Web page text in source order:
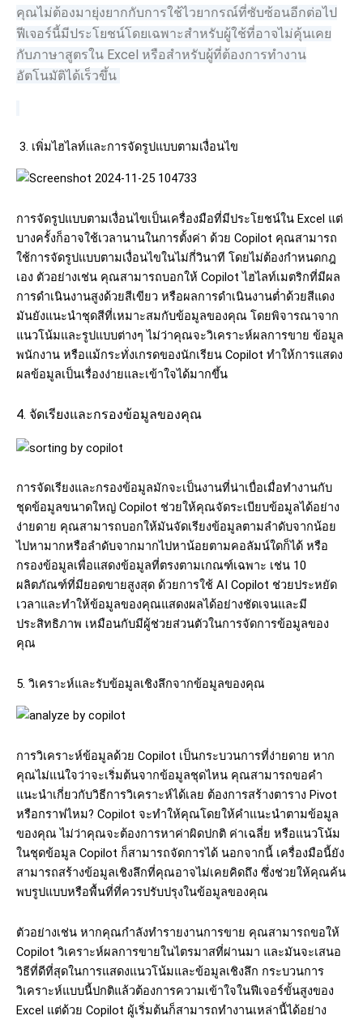
คุณไม่ต้องมายุ่งยากกับการใช้ไวยากรณ์ที่ซับซ้อนอีกต่อไป
ฟีเจอร์นี้มีประโยชน์โดยเฉพาะสำหรับผู้ใช้ที่อาจไม่คุ้นเคย
กับภาษาสูตรใน Excel หรือสำหรับผู้ที่ต้องการทำงาน
อัตโนมัติได้เร็วขึ้น
3. เพิ่มไฮไลท์และการจัดรูปแบบตามเงื่อนไข
การจัดรูปแบบตามเงื่อนไขเป็นเครื่องมือที่มีประโยชน์ใน Excel แต่
บางครั้งก็อาจใช้เวลานานในการตั้งค่า ด้วย Copilot คุณสามารถ
ใช้การจัดรูปแบบตามเงื่อนไขในไม่กี่วินาที โดยไม่ต้องกำหนดกฎ
เอง ตัวอย่างเช่น คุณสามารถบอกให้ Copilotไฮไลท์เมตริกที่มีผล
การดำเนินงานสูงด้วยสีเขียว หรือผลการดำเนินงานต่ำด้วยสีแดง
มันยังแนะนำชุดสีที่เหมาะสมกับข้อมูลของคุณ โดยพิจารณาจาก
แนวโน้มและรูปแบบต่างๆ ไม่ว่าคุณจะวิเคราะห์ผลการขาย ข้อมูล
พนักงาน หรือแม้กระทั่งเกรดของนักเรียน Copilot ทำให้การแสดง
ผลข้อมูลเป็นเรื่องง่ายและเข้าใจได้มากขึ้น
4. จัดเรียงและกรองข้อมูลของคุณ
การจัดเรียงและกรองข้อมูลมักจะเป็นงานที่น่าเบื่อเมื่อทำงานกับ
ชุดข้อมูลขนาดใหญ่ Copilot ช่วยให้คุณจัดระเบียบข้อมูลได้อย่าง
ง่ายดาย คุณสามารถบอกให้มันจัดเรียงข้อมูลตามลำดับจากน้อย
ไปหามากหรือลำดับจากมากไปหาน้อยตามคอลัมน์ใดก็ได้ หรือ
กรองข้อมูลเพื่อแสดงข้อมูลที่ตรงตามเกณฑ์เฉพาะ เช่น 10
ผลิตภัณฑ์ที่มียอดขายสูงสุด ด้วยการใช้ AI Copilot ช่วยประหยัด
เวลาและทำให้ข้อมูลของคุณแสดงผลได้อย่างชัดเจนและมี
ประสิทธิภาพ เหมือนกับมีผู้ช่วยส่วนตัวในการจัดการข้อมูลของ
คุณ
5. วิเคราะห์และรับข้อมูลเชิงลึกจากข้อมูลของคุณ
การวิเคราะห์ข้อมูลด้วย Copilot เป็นกระบวนการที่ง่ายดาย หาก
คุณไม่แน่ใจว่าจะเริ่มต้นจากข้อมูลชุดไหน คุณสามารถขอคำ
แนะนำเกี่ยวกับวิธีการวิเคราะห์ได้เลย ต้องการสร้างตาราง Pivot
หรือกราฟไหม? Copilot จะทำให้คุณโดยให้คำแนะนำตามข้อมูล
ของคุณ ไม่ว่าคุณจะต้องการหาค่าผิดปกติ ค่าเฉลี่ย หรือแนวโน้ม
ในชุดข้อมูล Copilot ก็สามารถจัดการได้ นอกจากนี้ เครื่องมือนี้ยัง
สามารถสร้างข้อมูลเชิงลึกที่คุณอาจไม่เคยคิดถึง ซึ่งช่วยให้คุณค้น
พบรูปแบบหรือพื้นที่ที่ควรปรับปรุงในข้อมูลของคุณ
ตัวอย่างเช่น หากคุณกำลังทำรายงานการขาย คุณสามารถขอให้
Copilot วิเคราะห์ผลการขายในไตรมาสที่ผ่านมา และมันจะเสนอ
วิธีที่ดีที่สุดในการแสดงแนวโน้มและข้อมูลเชิงลึก กระบวนการ
วิเคราะห์แบบนี้ปกติแล้วต้องการความเข้าใจในฟีเจอร์ขั้นสูงของ
Excel แต่ด้วย Copilot ผู้เริ่มต้นก็สามารถทำงานเหล่านี้ได้อย่าง